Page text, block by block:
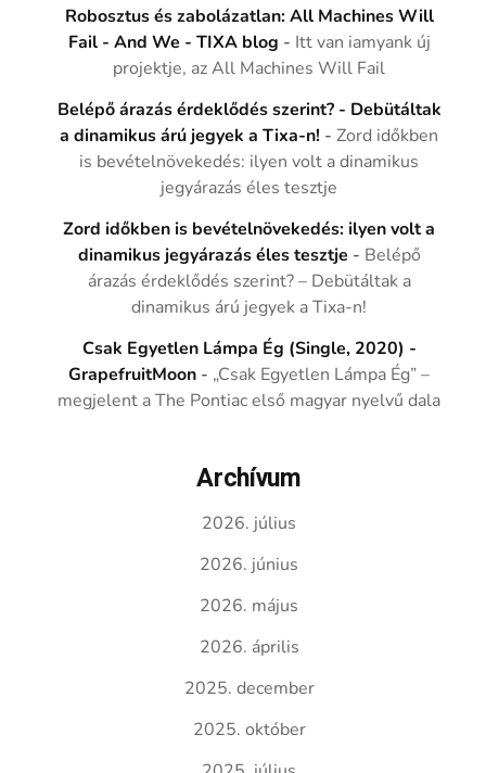
Robosztus és zabolázatlan: All Machines Will
Fail - And We - TIXA blog - Itt van iamyank új
projektje, az All Machines Will Fail
Belépő árazás érdeklődés szerint? - Debütáltak
a dinamikus árú jegyek a Tixa-n! -Zord időkben
is bevételnövekedés: ilyen volt a dinamikus
jegyárazás éles tesztje
Zord időkben is bevételnövekedés: ilyen volt a
dinamikus jegyárazás éles tesztje - Belépő
árazás érdeklődés szerint? – Debütáltak a
dinamikus árú jegyek a Tixa-n!
Csak Egyetlen Lámpa Ég (Single, 2020) -
GrapefruitMoon - „Csak Egyetlen Lámpa Ég” –
megjelent a The Pontiac első magyar nyelvű dala
Archívum
2026. július
2026. június
2026. május
2026. április
2025. december
2025. október